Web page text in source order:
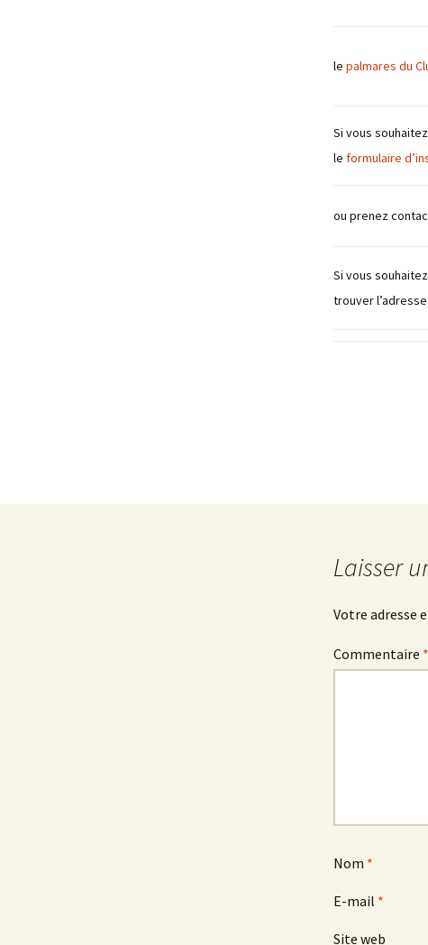
le palmares du
Si vous
le formulaire
ou prenez
Si vous
trouver
Laisser
Votre adresse
Commentaire *
Nom *
E-mail *
Site web